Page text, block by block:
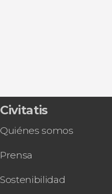
Civitatis
Quiénes somos
Prensa
Sostenibilidad